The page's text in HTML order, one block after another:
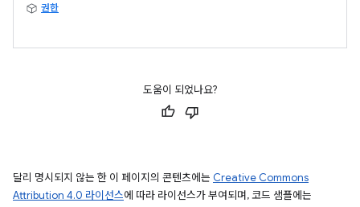
권한
도움이 되었나요?
달리 명시되지 않는 한 이 페이지의 콘텐츠에는 Creative Commons
Attribution 4.0 라이선스에 따라 라이선스가 부여되며, 코드 샘플에는